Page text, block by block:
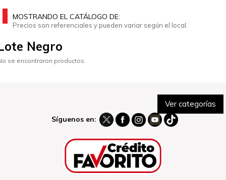
Ver categorías
MOSTRANDO EL CATÁLOGO DE:
Precios son referenciales y pueden variar según el local.
Negro
se encontraron productos.
Síguenos en: